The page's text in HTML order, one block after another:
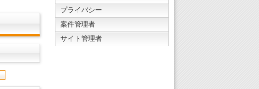
プライバシー
案件管理者
サイト管理者